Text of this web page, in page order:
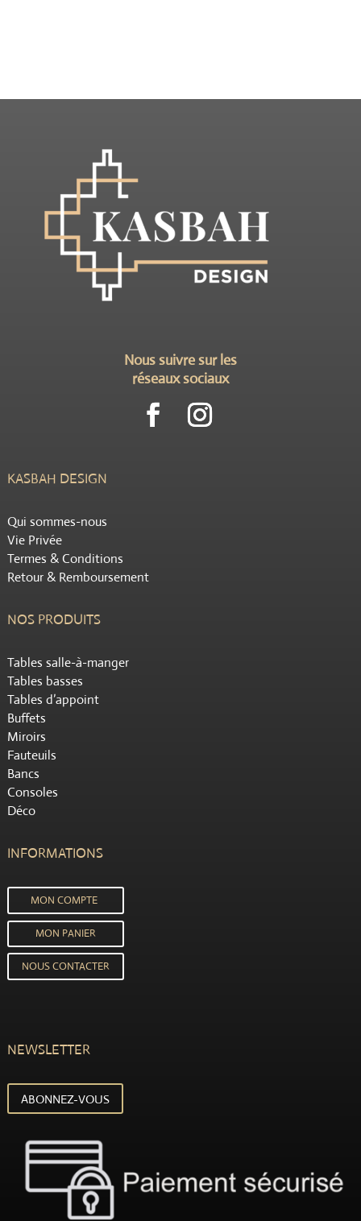
Nous suivre sur les
réseaux sociaux
KASBAH DESIGN
Qui sommes-nous
Vie Privée
Termes & Conditions
Retour & Remboursement
NOS PRODUITS
Tables salle-à-manger
Tables basses
Tables d’appoint
Buffets
Miroirs
Fauteuils
Bancs
Consoles
Déco
INFORMATIONS
MON COMPTE
MON PANIER
NOUS CONTACTER
NEWSLETTER
ABONNEZ-VOUS